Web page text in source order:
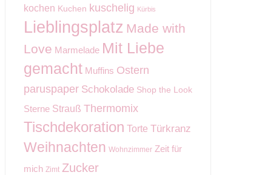
kochen Kuchen kuschelig Kürbis
Lieblingsplatz Made with
Love Marmelade Mit Liebe
gemacht Muffins Ostern
paruspaper Schokolade Shop the Look
Sterne Strauß Thermomix
Tischdekoration Torte Türkranz
Weihnachten Wohnzimmer Zeit für
mich Zimt Zucker